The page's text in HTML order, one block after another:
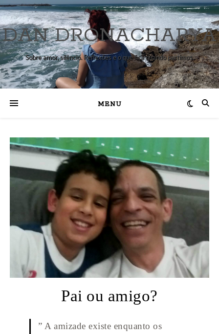
DAN DRONACHARYA
Sobre amor, silêncio. Reflexões e o que fica quando partimos.
MENU
Pai ou amigo?
” A amizade existe enquanto os